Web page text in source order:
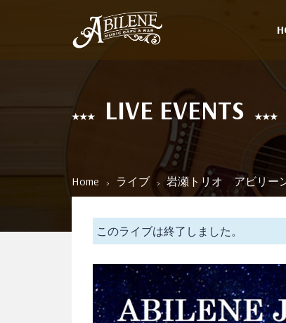
LIVE EVENTS
Home ライブ 岩瀬トリオ アビリー
このライブは終了しました。